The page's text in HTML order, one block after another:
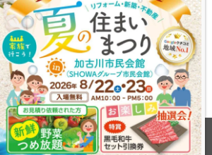
プライバシーポリシー
夢リフォーム ウオハシ – 創業128年の老舗. All rights
reserved.